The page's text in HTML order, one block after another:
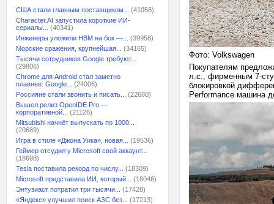
США стали главным поставщиком...
(41056)
Character.AI запустила короткие ИИ-
сериалы...
(40341)
Инженеры уложили HBM на бок —...
(39958)
Морские сражения, крупнейшая...
(34165)
Тысячи сотрудников Google требуют...
(29806)
Chrome для Android стал заметно
плавнее: Google...
(24006)
Россияне стали звонить и писать...
(22680)
Вышел релиз OpenIDE Pro —
корпоративной...
(21126)
Mitsubishi начнёт выпускать по 1000...
(20689)
Игра в стиле «Джона Уика», новая...
(19536)
Геймер отсудил у Microsoft свой аккаунт...
(18698)
Tesla поставила рекорд по числу...
(18309)
Microsoft представила ИИ, который...
(18046)
Энтузиаст потратил три тысячи...
(17428)
«Яндекс» улучшил поиск АЗС без...
(17213)
Фото: Volkswagen
Покупателям
л.с., фирменным 7-
блокировкой
Performance машина